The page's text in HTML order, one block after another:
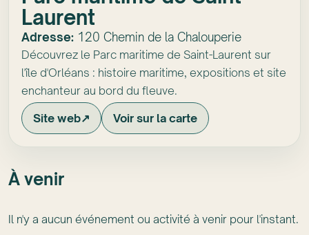
Laurent
Adresse: 120 Chemin de la Chalouperie
Découvrez le Parc maritime de Saint-Laurent sur
l'île d'Orléans : histoire maritime, expositions et site
enchanteur au bord du fleuve.
Site web↗ Voir sur la carte
À venir
Il n'y a aucun événement ou activité à venir pour l'instant.